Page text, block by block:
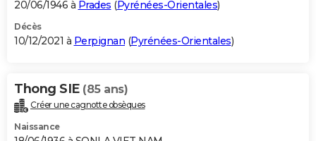
20/06/1946 à Prades (Pyrénées-Orientales)
Décès
10/12/2021 à Perpignan (Pyrénées-Orientales)
Thong SIE (85 ans)
Créer une cagnotte obsèques
Naissance